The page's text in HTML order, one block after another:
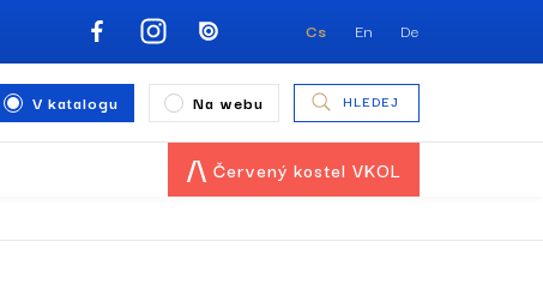
Cs En De
V katalogu Na webu HLEDEJ
Červený kostel VKOL